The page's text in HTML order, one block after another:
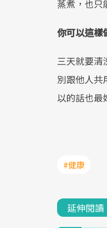
蒸煮，也只
你可以這樣
三天就要清
別跟他人共
以的話也最
#健康
延伸閱讀